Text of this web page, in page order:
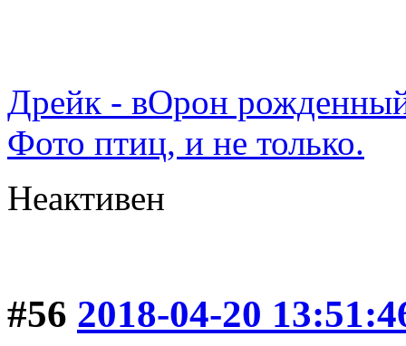
Дрейк - вОрон
Фото птиц, и не только.
Неактивен
#56 2018-04-20